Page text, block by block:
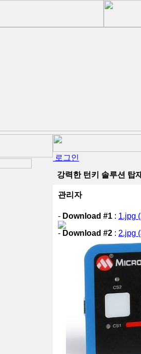
로그인
강력한 턴키 솔루션 탑
관리자
- Download #1 : 1.jpg
- Download #2 : 2.jpg